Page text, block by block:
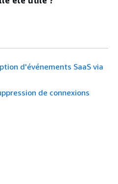
d'événements SaaS via
de connexions